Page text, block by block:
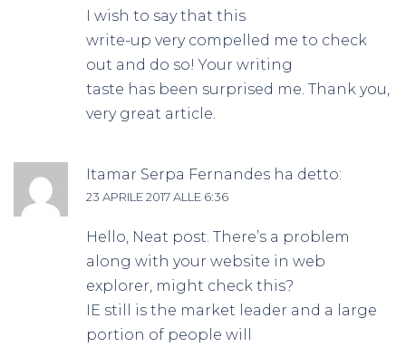
I wish to say that this
write-up very compelled me to check
out and do so! Your writing
taste has been surprised me. Thank you,
very great article.
Itamar Serpa Fernandes ha detto:
23 APRILE 2017 ALLE 6:36
Hello, Neat post. There’s a problem
along with your website in web
explorer, might check this?
IE still is the market leader and a large
portion of people will